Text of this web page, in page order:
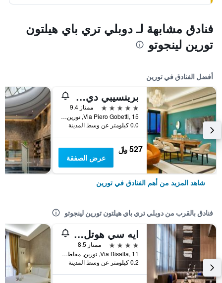
فنادق مشابهة لـ دوبلي تري باي هيلتون
تورين لينجوتو
أفضل الفنادق في تورين
برينسيبي دي بيمونت || إون إ ٕإبيرينز | بريفيريد هوتلز آند ريزورتس
5 نجوم
ممتاز 9.4
Via Piero Gobetti, 15, تورين, مقاطعة تورينو, إيطاليا
0.0 كيلومتر عن وسط المدينة
527 ﷼
عرض الصفقة
شاهد المزيد من أهم الفنادق في تورين
فنادق بالقرب من دوبلي تري باي هيلتون تورين لينجوتو
ايه سي هوتل تورينو باي ماريوت
4 نجوم
ممتاز 8.5
Via Bisalta, 11, تورين, مقاطعة تورينو, إيطاليا
0.2 كيلومتر عن وسط المدينة